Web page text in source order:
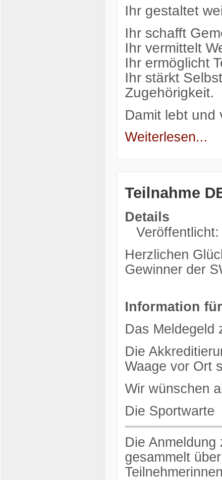
Ihr gestaltet
Ihr schafft
Ihr vermittelt
Ihr ermöglicht
Ihr stärkt
Zugehörigkeit.
Damit lebt
Weiterlesen...
Teilnahme
Details
Herzlichen
Gewinner der
Information
Das Meldegeld
Die
Waage vor Ort
Wir wünschen
Die Sportwarte
Die
gesammelt